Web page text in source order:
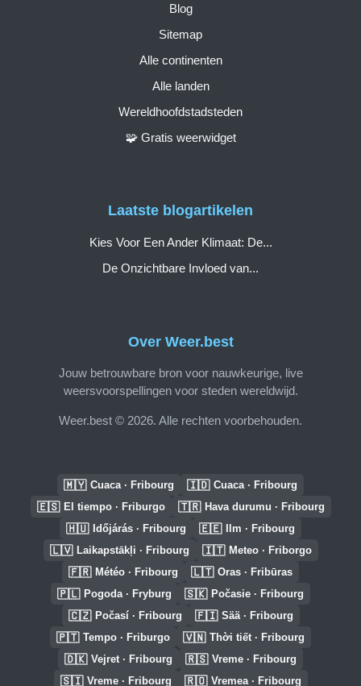
Over Weer.best
Jouw betrouwbare bron voor nauwkeurige, live
weersvoorspellingen voor steden wereldwijd.
Weer.best © 2026. Alle rechten voorbehouden.
Blog
Sitemap
Alle continenten
Alle landen
Wereldhoofdstadsteden
🧩 Gratis weerwidget
Laatste blogartikelen
Kies Voor Een Ander Klimaat: De...
De Onzichtbare Invloed van...
🇲🇾 Cuaca · Fribourg 🇮🇩 Cuaca · Fribourg
🇪🇸 El tiempo · Friburgo 🇹🇷 Hava durumu · Fribourg
🇭🇺 Időjárás · Fribourg 🇪🇪 Ilm · Fribourg
🇱🇻 Laikapstākļi · Fribourg 🇮🇹 Meteo · Friborgo
🇫🇷 Météo · Fribourg 🇱🇹 Oras · Fribūras
🇵🇱 Pogoda · Fryburg 🇸🇰 Počasie · Fribourg
🇨🇿 Počasí · Fribourg 🇫🇮 Sää · Fribourg
🇵🇹 Tempo · Friburgo 🇻🇳 Thời tiết · Fribourg
🇩🇰 Vejret · Fribourg 🇷🇸 Vreme · Fribourg
🇸🇮 Vreme · Fribourg 🇷🇴 Vremea · Fribourg